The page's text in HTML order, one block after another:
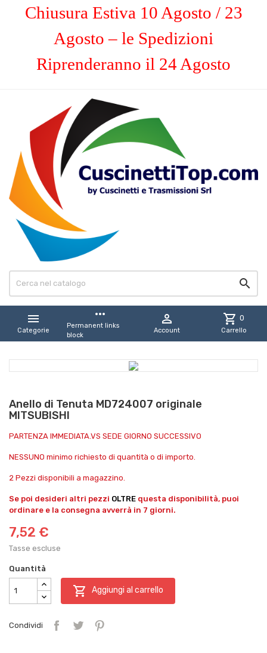
Chiusura Estiva 10 Agosto / 23
Agosto – le Spedizioni
Riprenderanno il 24 Agosto


Categorie
more_horiz
Permanent links
block

Account
shopping_cart 0
Carrello
Anello di Tenuta MD724007 originale
MITSUBISHI
PARTENZA IMMEDIATA.VS SEDE GIORNO SUCCESSIVO
NESSUNO minimo richiesto di quantità o di importo.
2 Pezzi disponibili a magazzino.
Se poi desideri altri pezzi OLTRE questa disponibilità, puoi
ordinare e la consegna avverrà in 7 giorni.
7,52 €
Tasse escluse
Quantità
 Aggiungi al carrello
Condividi